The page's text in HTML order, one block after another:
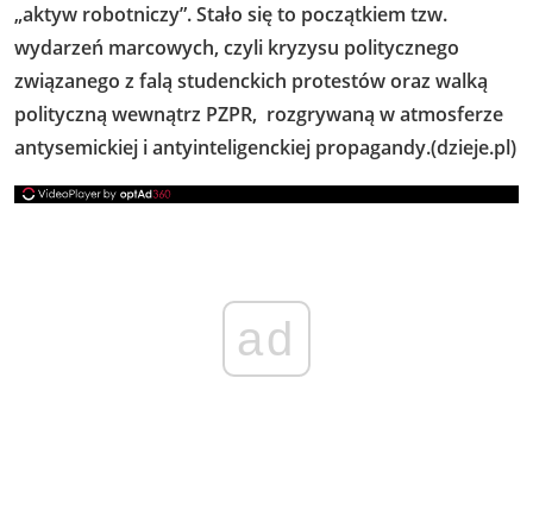
„aktyw robotniczy”. Stało się to początkiem tzw.
wydarzeń marcowych, czyli kryzysu politycznego
związanego z falą studenckich protestów oraz walką
polityczną wewnątrz PZPR, rozgrywaną w atmosferze
antysemickiej i antyinteligenckiej propagandy.(dzieje.pl)
ad